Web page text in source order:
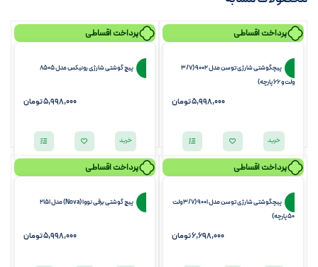
پرداخت اقساطی
پیچگوشتی شارژی توسن مدل 9002 (3/7
ولت و 66 پارچه)
5,998,000تومان
خرید
پرداخت اقساطی
پیچ گوشتی شارژی رونیکس مدل 8505
5,998,000تومان
خرید
پرداخت اقساطی
پیچگوشتی شارژی توسن مدل 9001 (3/7 ولت
50 پارچه)
6,698,000تومان
پرداخت اقساطی
پیچ گوشتی برقی نووا (Nova) مدل 2151
5,998,000تومان